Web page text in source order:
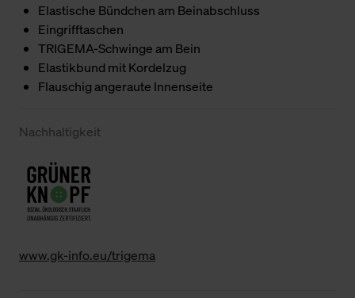
Elastische Bündchen am Beinabschluss
Eingrifftaschen
TRIGEMA-Schwinge am Bein
Elastikbund mit Kordelzug
Flauschig angeraute Innenseite
Nachhaltigkeit
www.gk-info.eu/trigema